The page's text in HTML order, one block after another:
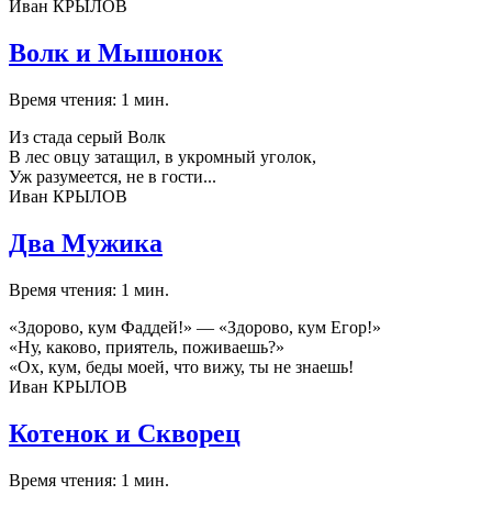
Иван КРЫЛОВ
Волк и Мышонок
Время чтения: 1 мин.
Из стада серый Волк
В лес овцу затащил, в укромный уголок,
Уж разумеется, не в гости...
Иван КРЫЛОВ
Два Мужика
Время чтения: 1 мин.
«Здорово, кум Фаддей!» — «Здорово, кум Егор!»
«Ну, каково, приятель, поживаешь?»
«Ох, кум, беды моей, что вижу, ты не знаешь!
Иван КРЫЛОВ
Котенок и Скворец
Время чтения: 1 мин.